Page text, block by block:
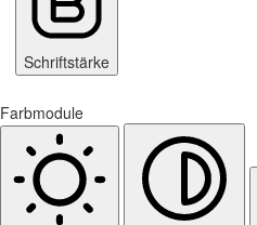
Schriftstärke
Farbmodule